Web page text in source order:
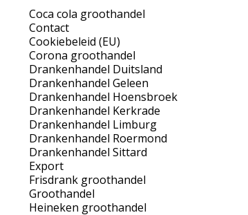
Coca cola groothandel
Contact
Cookiebeleid (EU)
Corona groothandel
Drankenhandel Duitsland
Drankenhandel Geleen
Drankenhandel Hoensbroek
Drankenhandel Kerkrade
Drankenhandel Limburg
Drankenhandel Roermond
Drankenhandel Sittard
Export
Frisdrank groothandel
Groothandel
Heineken groothandel